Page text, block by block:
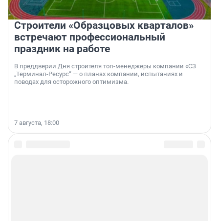
Строители «Образцовых кварталов»
встречают профессиональный
праздник на работе
В преддверии Дня строителя топ-менеджеры компании «СЗ
„Терминал-Ресурс“ — о планах компании, испытаниях и
поводах для осторожного оптимизма.
7 августа, 18:00